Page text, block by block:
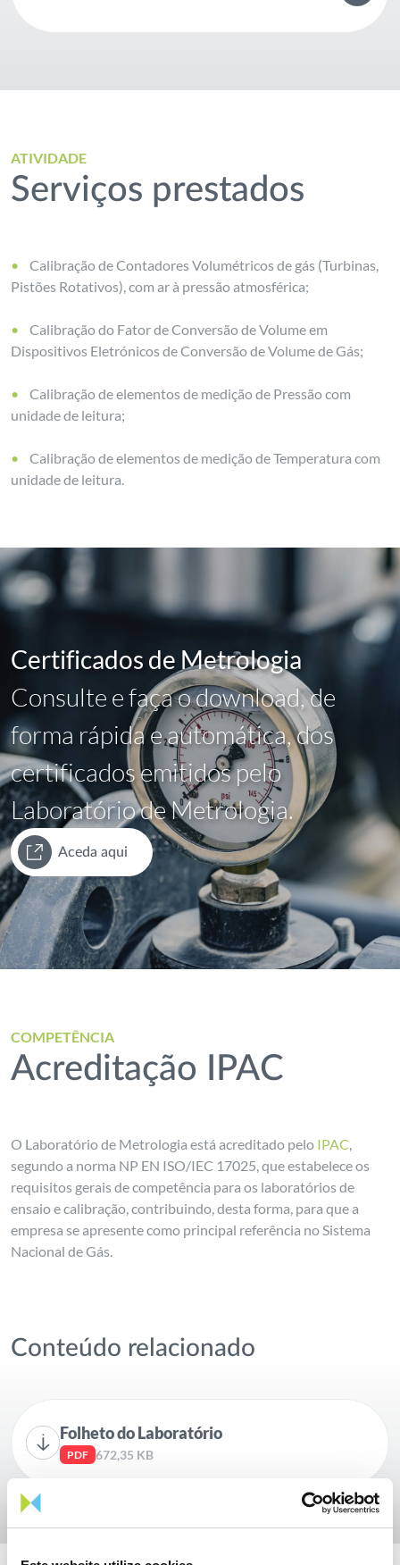
ATIVIDADE
Serviços prestados
Calibração de Contadores Volumétricos de gás (Turbinas,
Pistões Rotativos), com ar à pressão atmosférica;
Calibração do Fator de Conversão de Volume em
Dispositivos Eletrónicos de Conversão de Volume de Gás;
Calibração de elementos de medição de Pressão com
unidade de leitura;
Calibração de elementos de medição de Temperatura com
unidade de leitura.
Certificados de Metrologia
Consulte e faça o download, de
forma rápida e automática, dos
certificados emitidos pelo
Laboratório de Metrologia.
Aceda aqui
COMPETÊNCIA
Acreditação IPAC
O Laboratório de Metrologia está acreditado pelo IPAC,
segundo a norma NP EN ISO/IEC 17025, que estabelece os
requisitos gerais de competência para os laboratórios de
ensaio e calibração, contribuindo, desta forma, para que a
empresa se apresente como principal referência no Sistema
Nacional de Gás.
Conteúdo relacionado
Folheto do Laboratório
PDF 672,35 KB